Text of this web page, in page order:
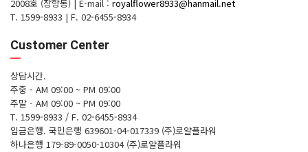
2008호 (장항동) | E-mail : royalflower8933@hanmail.net
T. 1599-8933 | F. 02-6455-8934
Customer Center
상담시간.
주중 - AM 09:00 ~ PM 09:00
주말 - AM 09:00 ~ PM 09:00
T. 1599-8933 / F. 02-6455-8934
입금은행. 국민은행 639601-04-017339 (주)로얄플라워
하나은행 179-89-0050-10304 (주)로얄플라워